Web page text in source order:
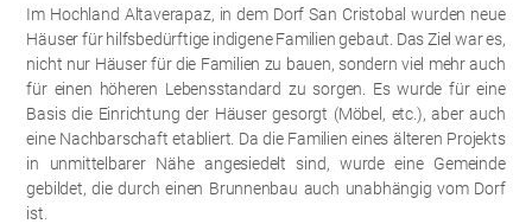
Im Hochland Altaverapaz, in dem Dorf San Cristobal wurden neue
Häuser für hilfsbedürftige indigene Familien gebaut. Das Ziel war es,
nicht nur Häuser für die Familien zu bauen, sondern viel mehr auch
für einen höheren Lebensstandard zu sorgen. Es wurde für eine
Basis die Einrichtung der Häuser gesorgt (Möbel, etc.), aber auch
eine Nachbarschaft etabliert. Da die Familien eines älteren Projekts
in unmittelbarer Nähe angesiedelt sind, wurde eine Gemeinde
gebildet, die durch einen Brunnenbau auch unabhängig vom Dorf
ist.